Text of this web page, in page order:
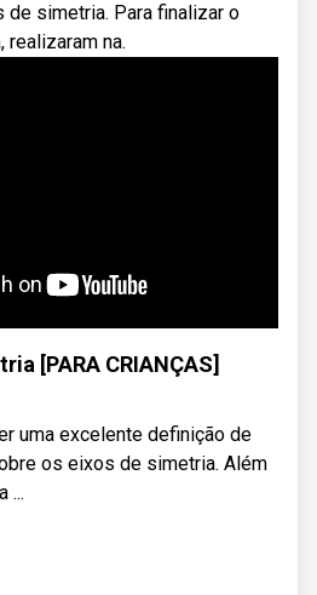
de simetria. Para finalizar o
na.
[PARA CRIANÇAS]
uma excelente definição de
os eixos de simetria. Além
...